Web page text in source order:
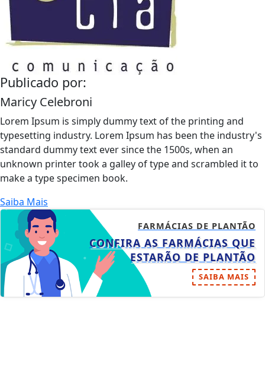
Publicado por:
Maricy Celebroni
Lorem Ipsum is simply dummy text of the printing and
typesetting industry. Lorem Ipsum has been the industry's
standard dummy text ever since the 1500s, when an
unknown printer took a galley of type and scrambled it to
make a type specimen book.
Saiba Mais
FARMÁCIAS DE PLANTÃO
CONFIRA AS FARMÁCIAS QUE
ESTARÃO DE PLANTÃO
SAIBA MAIS